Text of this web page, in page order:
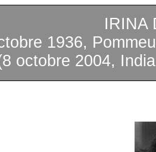
IRINA
1936,
octobre 2004,